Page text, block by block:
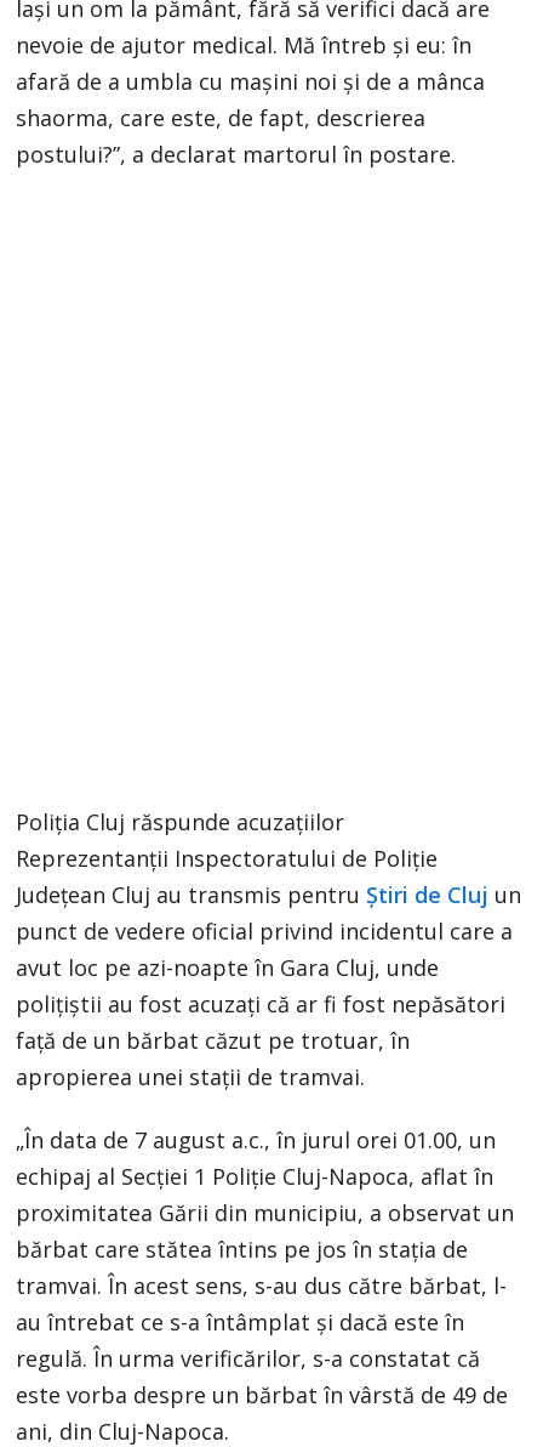
lași un om la pământ, fără să verifici dacă are
nevoie de ajutor medical. Mă întreb și eu: în
afară de a umbla cu mașini noi și de a mânca
shaorma, care este, de fapt, descrierea
postului?”, a declarat martorul în postare.
Poliția Cluj răspunde acuzațiilor
Reprezentanții Inspectoratului de Poliție
Județean Cluj au transmis pentruȘtiri de Cluj un
punct de vedere oficial privind incidentul care a
avut loc pe azi-noapte în Gara Cluj, unde
polițiștii au fost acuzați că ar fi fost nepăsători
față de un bărbat căzut pe trotuar, în
apropierea unei stații de tramvai.
„În data de 7 august a.c., în jurul orei 01.00, un
echipaj al Secției 1 Poliție Cluj-Napoca, aflat în
proximitatea Gării din municipiu, a observat un
bărbat care stătea întins pe jos în stația de
tramvai. În acest sens, s-au dus către bărbat, l-
au întrebat ce s-a întâmplat și dacă este în
regulă. În urma verificărilor, s-a constatat că
este vorba despre un bărbat în vârstă de 49 de
ani, din Cluj-Napoca.